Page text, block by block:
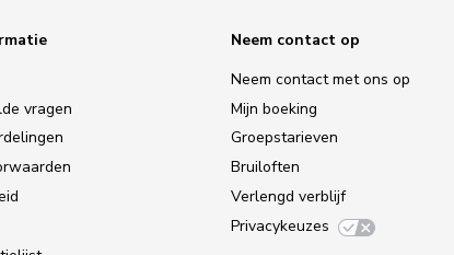
vragen
Neem contact op
Neem contact met ons op
Mijn boeking
Groepstarieven
Bruiloften
Verlengd verblijf
Privacykeuzes